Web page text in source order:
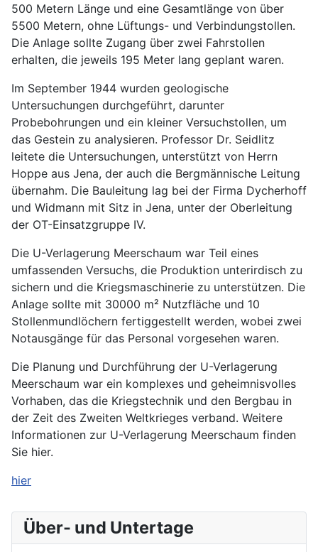
500 Metern Länge und eine Gesamtlänge von über
5500 Metern, ohne Lüftungs- und Verbindungstollen.
Die Anlage sollte Zugang über zwei Fahrstollen
erhalten, die jeweils 195 Meter lang geplant waren.
Im September 1944 wurden geologische
Untersuchungen durchgeführt, darunter
Probebohrungen und ein kleiner Versuchstollen, um
das Gestein zu analysieren. Professor Dr. Seidlitz
leitete die Untersuchungen, unterstützt von Herrn
Hoppe aus Jena, der auch die Bergmännische Leitung
übernahm. Die Bauleitung lag bei der Firma Dycherhoff
und Widmann mit Sitz in Jena, unter der Oberleitung
der OT-Einsatzgruppe IV.
Die U-Verlagerung Meerschaum war Teil eines
umfassenden Versuchs, die Produktion unterirdisch zu
sichern und die Kriegsmaschinerie zu unterstützen. Die
Anlage sollte mit 30000 m² Nutzfläche und 10
Stollenmundlöchern fertiggestellt werden, wobei zwei
Notausgänge für das Personal vorgesehen waren.
Die Planung und Durchführung der U-Verlagerung
Meerschaum war ein komplexes und geheimnisvolles
Vorhaben, das die Kriegstechnik und den Bergbau in
der Zeit des Zweiten Weltkrieges verband. Weitere
Informationen zur U-Verlagerung Meerschaum finden
Sie hier.
hier
Über- und Untertage